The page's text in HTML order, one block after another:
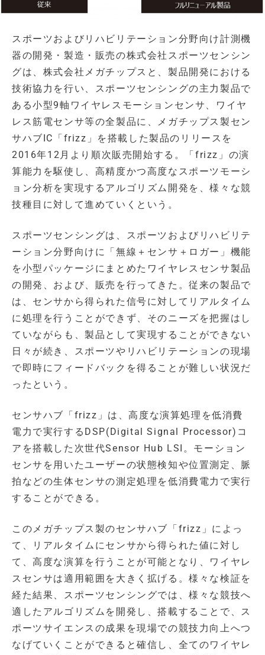
スポーツおよびリハビリテーション分野向け計測機
器の開発・製造・販売の株式会社スポーツセンシン
グは、株式会社メガチップスと、製品開発における
技術協力を行い、スポーツセンシングの主力製品で
ある小型9軸ワイヤレスモーションセンサ、ワイヤ
レス筋電センサ等の全製品に、メガチップス製セン
サハブIC「frizz」を搭載した製品のリリースを
2016年12月より順次販売開始する。「frizz」の演
算能力を駆使し、高精度かつ高度なスポーツモーシ
ョン分析を実現するアルゴリズム開発を、様々な競
技種目に対して進めていくという。
スポーツセンシングは、スポーツおよびリハビリテ
ーション分野向けに「無線＋センサ＋ロガー」機能
を小型パッケージにまとめたワイヤレスセンサ製品
の開発、および、販売を行ってきた。従来の製品で
は、センサから得られた信号に対してリアルタイム
に処理を行うことができず、そのニーズを把握はし
ていながらも、製品として実現することができない
日々が続き、スポーツやリハビリテーションの現場
で即時にフィードバックを得ることが難しい状況だ
ったという。
センサハブ「frizz」は、高度な演算処理を低消費
電力で実行するDSP(Digital Signal Processor)コ
アを搭載した次世代Sensor Hub LSI。モーション
センサを用いたユーザーの状態検知や位置測定、脈
拍などの生体センサの測定処理を低消費電力で実行
することができる。
このメガチップス製のセンサハブ「frizz」によっ
て、リアルタイムにセンサから得られた値に対し
て、高度な演算を行うことが可能となり、ワイヤレ
スセンサは適用範囲を大きく拡げる。様々な検証を
経た結果、スポーツセンシングでは、様々な競技へ
適したアルゴリズムを開発し、搭載することで、ス
ポーツサイエンスの成果を現場での競技力向上へつ
なげていくことができると確信し、全てのワイヤレ